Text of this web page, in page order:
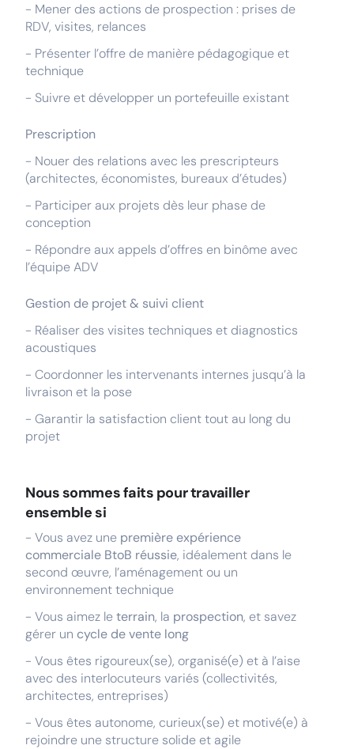
- Mener des actions de prospection : prises de
RDV, visites, relances
- Présenter l’offre de manière pédagogique et
technique
- Suivre et développer un portefeuille existant
Prescription
- Nouer des relations avec les prescripteurs
(architectes, économistes, bureaux d’études)
- Participer aux projets dès leur phase de
conception
- Répondre aux appels d’offres en binôme avec
l’équipe ADV
Gestion de projet & suivi client
- Réaliser des visites techniques et diagnostics
acoustiques
- Coordonner les intervenants internes jusqu’à la
livraison et la pose
- Garantir la satisfaction client tout au long du
projet
Nous sommes faits pour travailler
ensemble si
- Vous avez une première expérience
commerciale BtoB réussie, idéalement dans le
second œuvre, l’aménagement ou un
environnement technique
- Vous aimez leterrain, la prospection, et savez
gérer un cycle de vente long
- Vous êtes rigoureux(se), organisé(e) et à l’aise
avec des interlocuteurs variés (collectivités,
architectes, entreprises)
- Vous êtes autonome, curieux(se) et motivé(e) à
rejoindre une structure solide et agile